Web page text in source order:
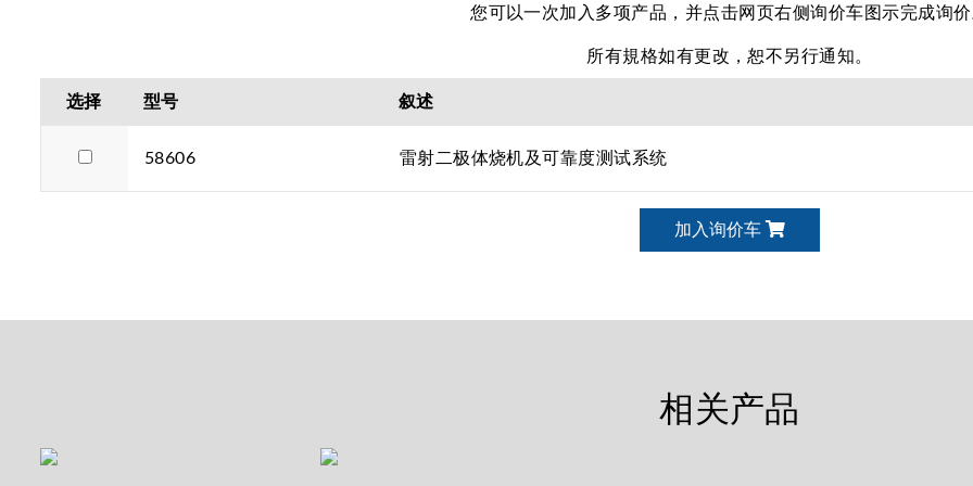
您可以一次加入多项产品，并点击网页右侧询价车图示完成询
所有規格如有更改，恕不另行通知。
选择 型号 叙述
58606 雷射二极体烧机及可靠度测试系统
加入询价车
相关产品